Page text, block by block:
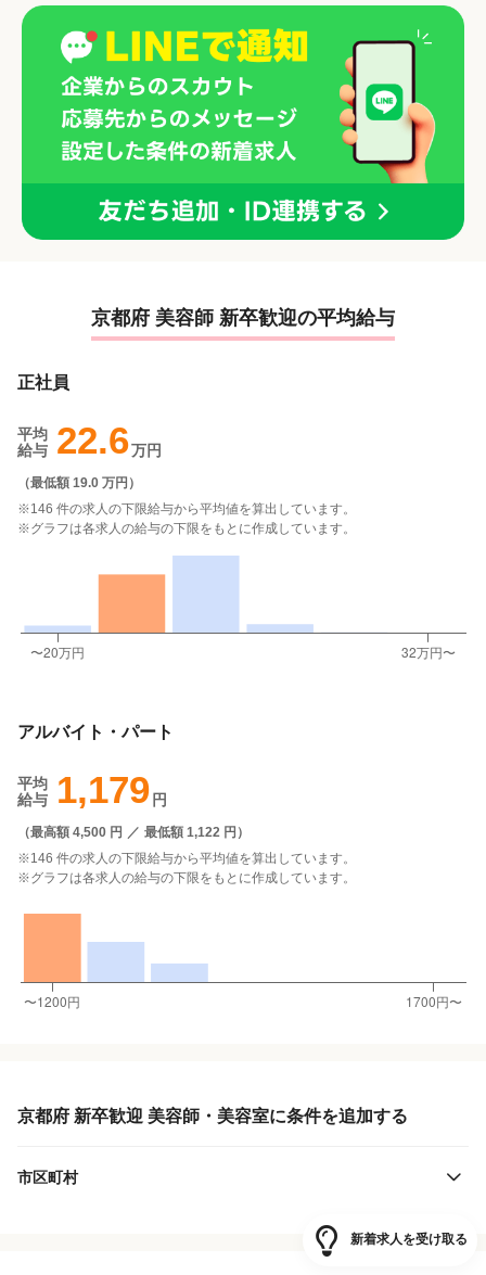
京都府 美容師 新卒歓迎の平均給与
正社員
平均
給与 22.6万円
（最低額 19.0 万円 ）
※146 件の求人の下限給与から平均値を算出しています。
※グラフは各求人の給与の下限をもとに作成しています。
アルバイト・パート
平均
給与
1,179 円
（最高額 4,500 円 ／ 最低額 1,122 円 ）
※146 件の求人の下限給与から平均値を算出しています。
※グラフは各求人の給与の下限をもとに作成しています。
京都府 新卒歓迎 美容師・美容室に条件を追加する
市区町村
新着求人を受け取る